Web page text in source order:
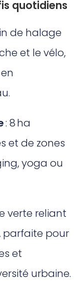
quotidiens
de halage
et le vélo,
: 8 ha
et de zones
yoga ou
verte reliant
parfaite pour
et
urbaine.